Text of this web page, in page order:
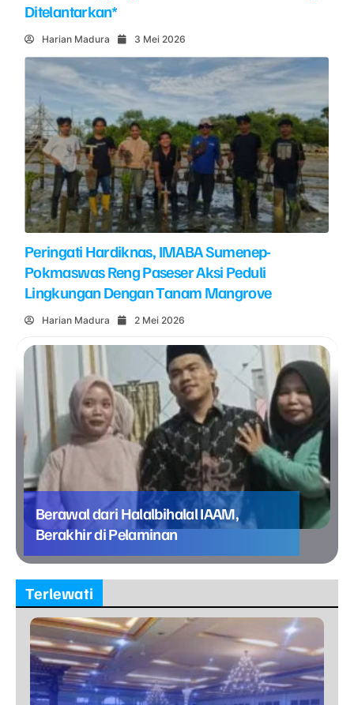
Ditelantarkan*
Harian Madura 3 Mei 2026
Peringati Hardiknas, IMABA Sumenep-
Pokmaswas Reng Paseser Aksi Peduli
Lingkungan Dengan Tanam Mangrove
Harian Madura 2 Mei 2026
Berawal dari Halalbihalal IAAM,
Berakhir di Pelaminan
Terlewati